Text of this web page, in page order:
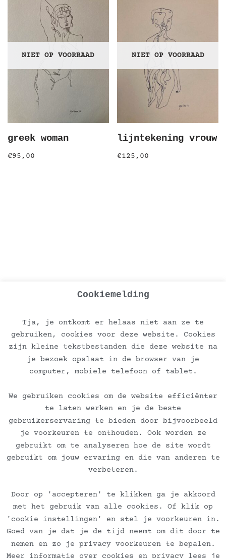
NIET OP VOORRAAD
greek woman
€95,00
NIET OP VOORRAAD
lijntekening vrouw
€125,00
Veelgestelde vragen
Algemene voorwaarden dienstverlening
Algemene voorwaarden kunstverkoop
Verzend en retourbeleid
Privacybeleid
Cookiemelding
Tja, je ontkomt er helaas niet aan ze te
gebruiken, cookies voor deze website. Cookies
zijn kleine tekstbestanden die deze website na
je bezoek opslaat in de browser van je
computer, mobiele telefoon of tablet.
We gebruiken cookies om de website efficiënter
te laten werken en je de beste
gebruikerservaring te bieden door bijvoorbeeld
je voorkeuren te onthouden. Ook worden ze
gebruikt om te analyseren hoe de site wordt
gebruikt om jouw ervaring en die van anderen te
verbeteren.
Door op 'accepteren' te klikken ga je akkoord
met het gebruik van alle cookies. Of klik op
'cookie instellingen' en stel je voorkeuren in.
Goed van je dat je de tijd neemt om dit door te
nemen en zo je privacy voorkeuren te bepalen.
Meer informatie over cookies en privacy lees je